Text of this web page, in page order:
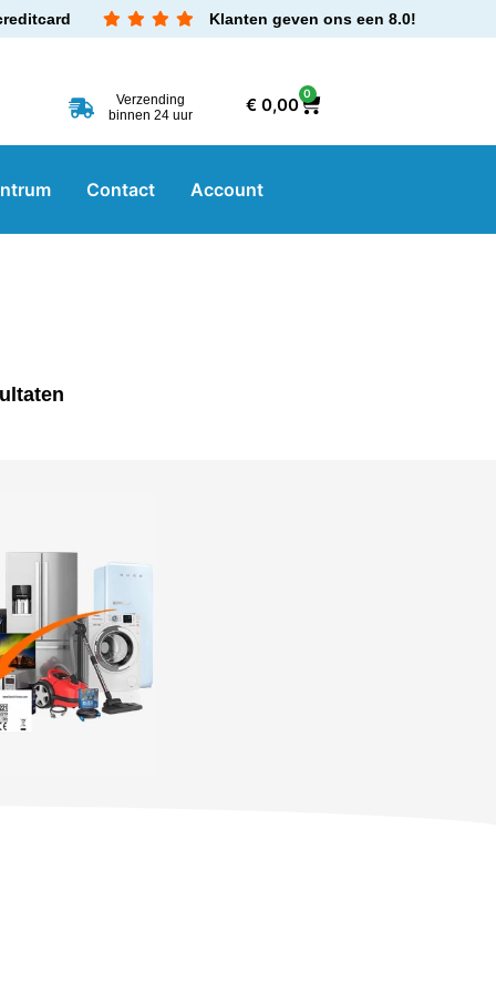
Klanten geven ons een 8.0!
Verzending
binnen 24 uur
€0,00
0
Contact Account